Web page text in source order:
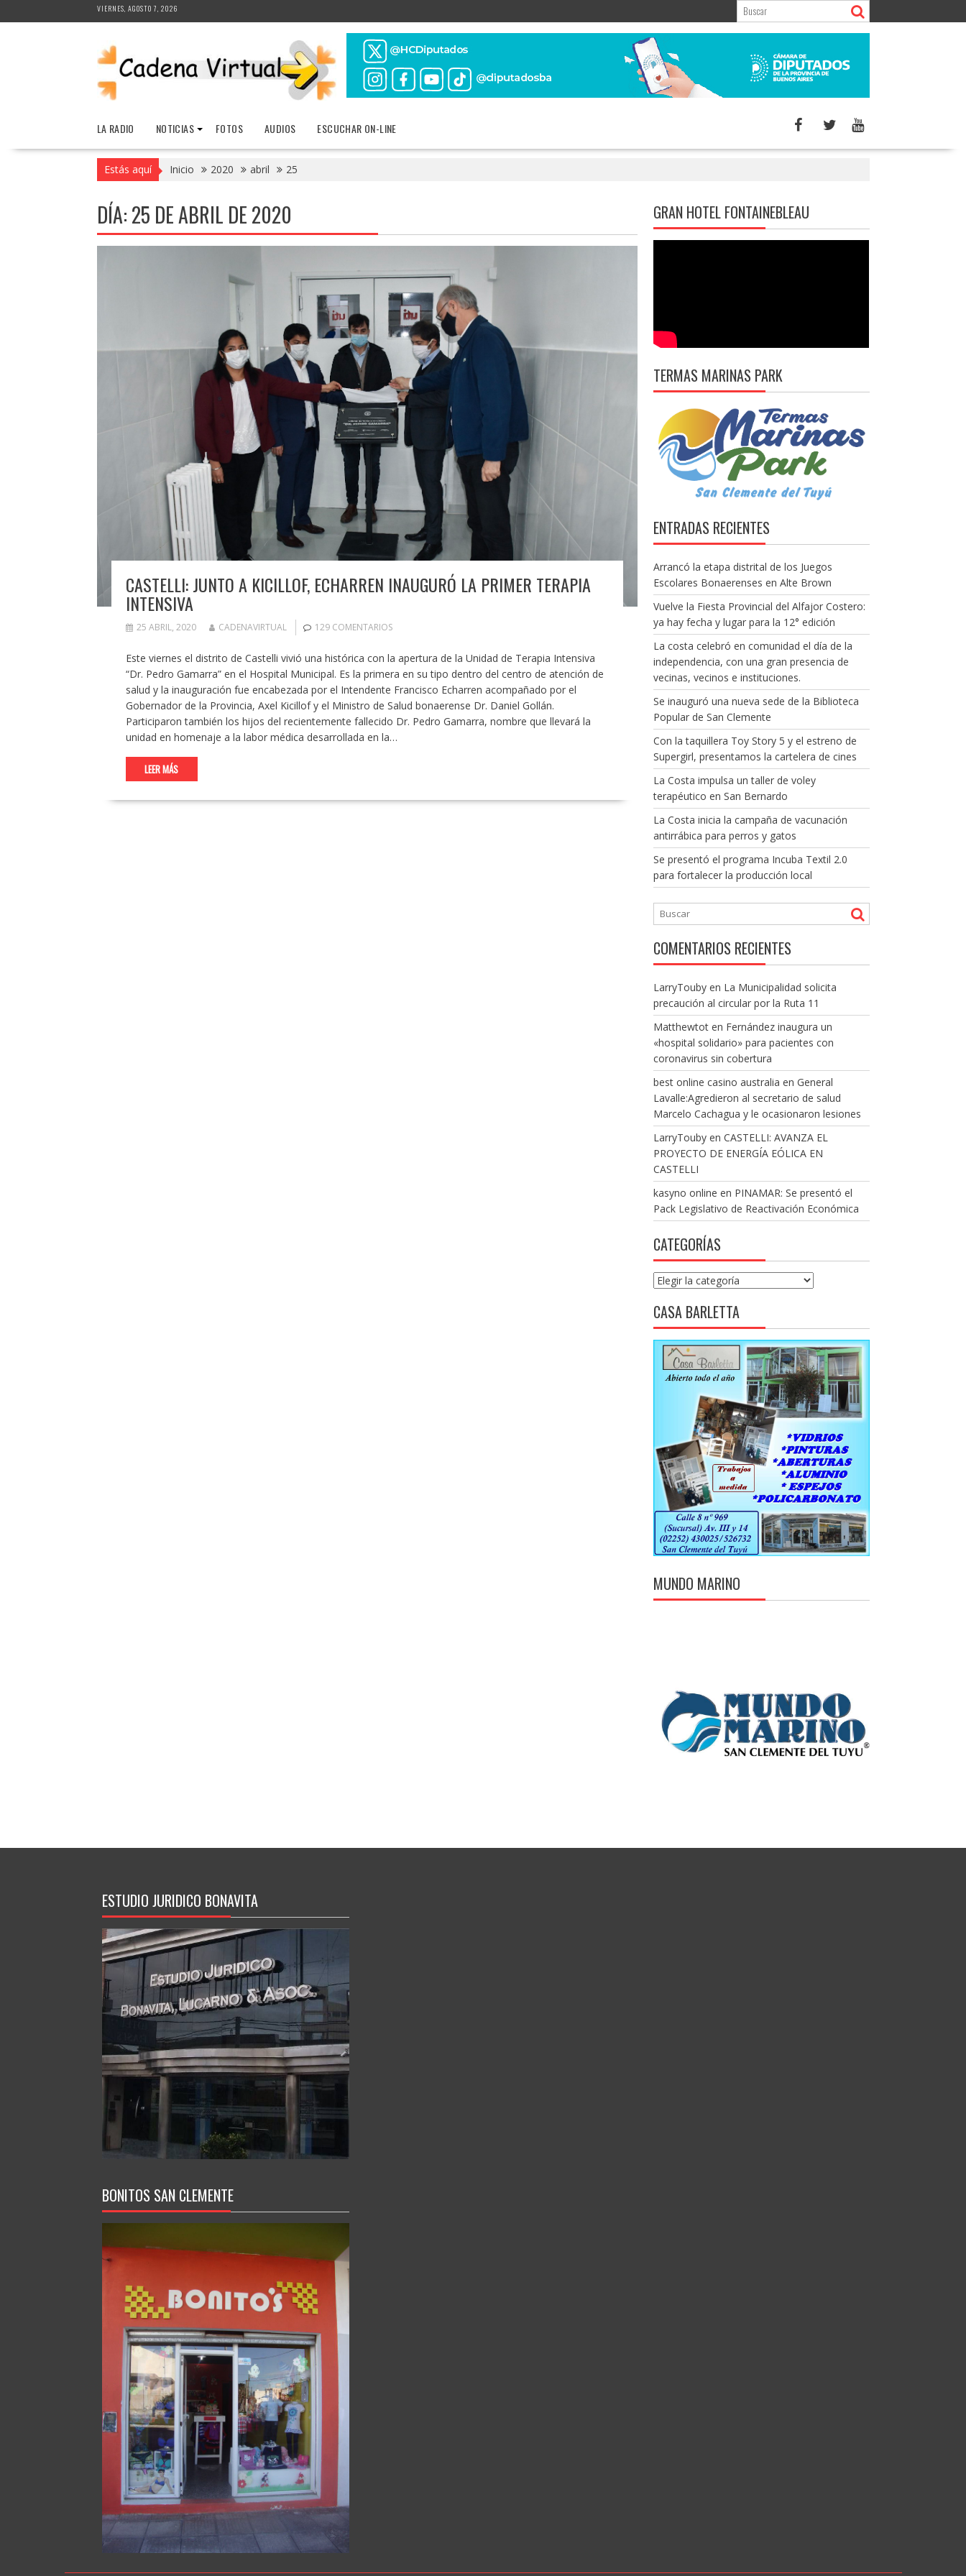
al
VIERNES, AGOSTO 7, 2026
LA RADIO NOTICIAS FOTOS AUDIOS ESCUCHAR ON-LINE
Estás aquí Inicio 2020 abril 25
DÍA:25 DE ABRIL DE 2020
CASTELLI: JUNTO A KICILLOF, ECHARREN INAUGURÓ LA PRIMER TERAPIA
INTENSIVA
25 ABRIL, 2020 CADENAVIRTUAL 129 COMENTARIOS
Este viernes el distrito de Castelli vivió una histórica con la apertura de la Unidad de Terapia Intensiva
“Dr. Pedro Gamarra” en el Hospital Municipal. Es la primera en su tipo dentro del centro de atención de
salud y la inauguración fue encabezada por el Intendente Francisco Echarren acompañado por el
Gobernador de la Provincia, Axel Kicillof y el Ministro de Salud bonaerense Dr. Daniel Gollán.
Participaron también los hijos del recientemente fallecido Dr. Pedro Gamarra, nombre que llevará la
unidad en homenaje a la labor médica desarrollada en la…
LEER MÁS
GRAN HOTEL FONTAINEBLEAU
TERMAS MARINAS PARK
ENTRADAS RECIENTES
Arrancó la etapa distrital de los Juegos
Escolares Bonaerenses en Alte Brown
Vuelve la Fiesta Provincial del Alfajor Costero:
ya hay fecha y lugar para la 12° edición
La costa celebró en comunidad el día de la
independencia, con una gran presencia de
vecinas, vecinos e instituciones.
Se inauguró una nueva sede de la Biblioteca
Popular de San Clemente
Con la taquillera Toy Story 5 y el estreno de
Supergirl, presentamos la cartelera de cines
La Costa impulsa un taller de voley
terapéutico en San Bernardo
La Costa inicia la campaña de vacunación
antirrábica para perros y gatos
Se presentó el programa Incuba Textil 2.0
para fortalecer la producción local
COMENTARIOS RECIENTES
LarryToubyen La Municipalidad solicita
precaución al circular por la Ruta 11
Matthewtoten Fernández inaugura un
«hospital solidario» para pacientes con
coronavirus sin cobertura
best online casino australia en General
Lavalle:Agredieron al secretario de salud
Marcelo Cachagua y le ocasionaron lesiones
LarryToubyen CASTELLI: AVANZA EL
PROYECTO DE ENERGÍA EÓLICA EN
CASTELLI
kasyno online en PINAMAR: Se presentó el
Pack Legislativo de Reactivación Económica
CATEGORÍAS
Categorías
CASA BARLETTA
MUNDO MARINO
ESTUDIO JURIDICO BONAVITA
BONITOS SAN CLEMENTE